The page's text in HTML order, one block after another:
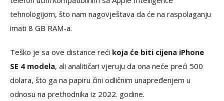
tehnologijom, što nam nagovještava da će na raspolaganju
imati 8 GB RAM-a.
Teško je sa ove distance reći koja će biti cijena iPhone
SE 4 modela, ali analitičari vjeruju da ona neće preći 500
dolara, što ga na papiru čini odličnim unapređenjem u
odnosu na prethodnika iz 2022. godine.